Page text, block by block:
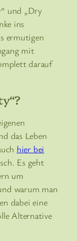
und „Dry
ins
ermutigen
mit
darauf
das Leben
hier bei
Es geht
um
warum man
dabei eine
Alternative